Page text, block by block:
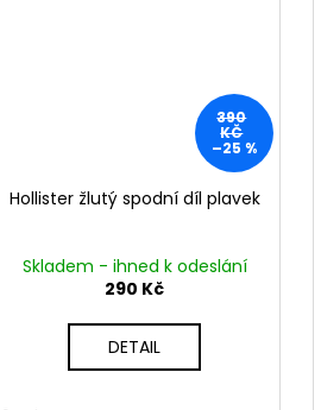
390
KČ
–25 %
Hollister žlutý spodní díl plavek
Skladem - ihned k odeslání
290 Kč
DETAIL